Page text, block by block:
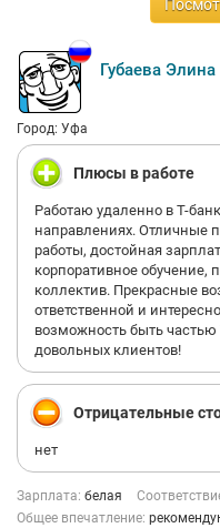
Хочется сказать большое
Губаева
Город: Уфа
Плюсы в работе
Работаю удаленно в Т-
направлениях. Отличные
работы, достойная
корпоративное обучение,
коллектив. Прекрасные
ответственной и
возможность быть
довольных клиентов!
Отрицательные
нет
Зарплата: белая
Общее впечатление: